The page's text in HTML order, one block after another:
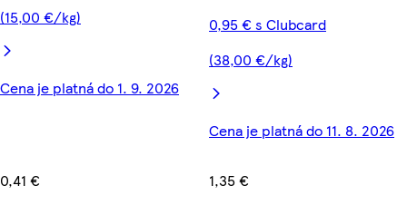
(15,00 €/kg)
Cena je platná do 1. 9. 2026
0,41 €
0,95 € s Clubcard
(38,00 €/kg)
Cena je platná do 11. 8. 2026
1,35 €